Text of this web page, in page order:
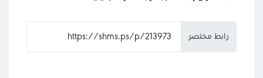
رابط مختصر